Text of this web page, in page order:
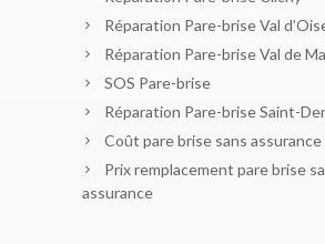
Réparation Pare-brise Val
Réparation Pare-brise Val de
SOS Pare-brise
Réparation Pare-brise Saint-
Coût pare brise sans assurance
Prix remplacement pare brise
assurance